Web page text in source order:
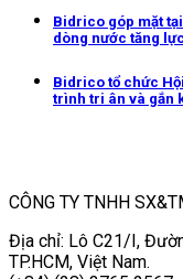
Bidrico góp mặt
dòng nước tăng
Bidrico tổ chức
trình tri ân và gắn
CÔNG TY TNHH
Địa chỉ: Lô C21/I,
TP.HCM, Việt Nam.